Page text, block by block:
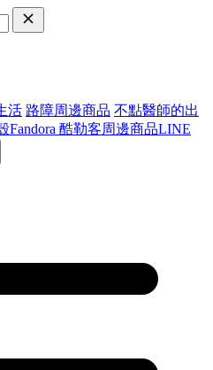
活 路障周邊商品 不點醫師的出
Fandora 酷勒客周邊商品LINE